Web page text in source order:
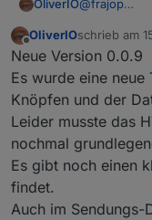
OliverIO@frajop
Offline
OliverIOschrieb am
zuletzt
Neue Version 0.0.9
Es wurde eine
Knöpfen und der
Leider musste das
nochmal
Es gibt noch einen
findet.
Auch im